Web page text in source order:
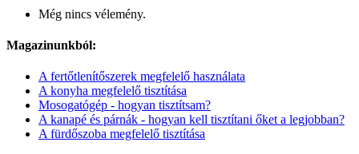
Még nincs vélemény.
Magazinunkból:
A fertőtlenítőszerek megfelelő használata
A konyha megfelelő tisztítása
Mosogatógép - hogyan tisztítsam?
A kanapé és párnák - hogyan kell tisztítani őket a legjobban?
A fürdőszoba megfelelő tisztítása